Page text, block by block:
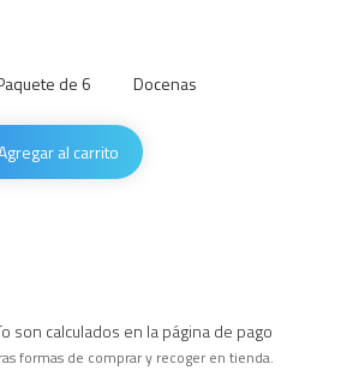
de 6 Docenas
al carrito
son calculados en la página de pago
formas de comprar y recoger en tienda.